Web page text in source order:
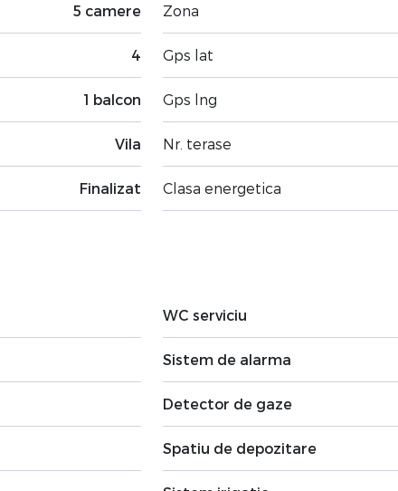
5 camere
4
1 balcon
Vila
Finalizat
Zona
Gps lat
Gps lng
Nr. terase
Clasa energetica
WC serviciu
Sistem de alarma
Detector de gaze
Spatiu de depozitare